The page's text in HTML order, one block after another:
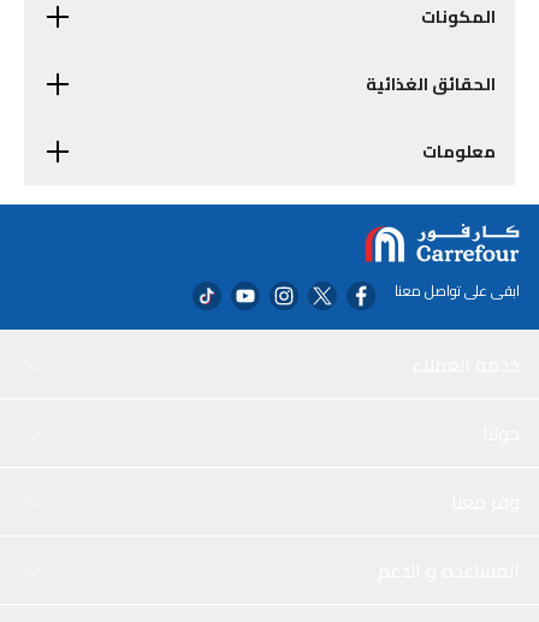
المكونات
الحقائق الغذائية
معلومات
ابقى على تواصل معنا